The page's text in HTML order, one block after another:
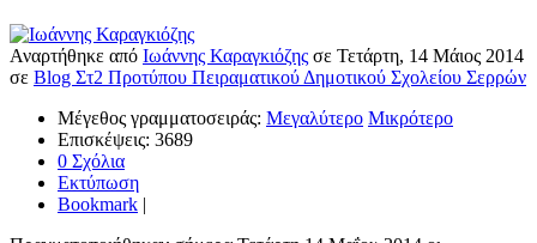
Αναρτήθηκε από Ιωάννης Καραγκιόζης σε Τετάρτη, 14 Μάιος 2014
σε Blog Στ2 Προτύπου Πειραματικού Δημοτικού Σχολείου Σερρών
Μέγεθος γραμματοσειράς: Μεγαλύτερο Μικρότερο
Επισκέψεις: 3689
0 Σχόλια
Εκτύπωση
Bookmark